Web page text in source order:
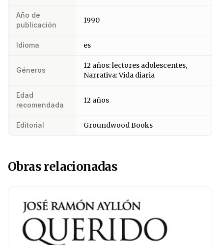
Año de
publicación
1990
Idioma es
Géneros
12 años: lectores adolescentes,
Narrativa: Vida diaria
Edad
recomendada
12 años
Editorial Groundwood Books
Obras relacionadas